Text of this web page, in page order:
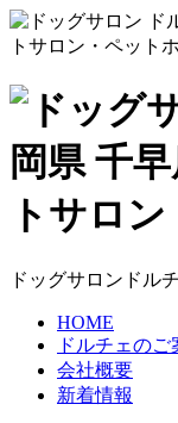
ド
ッ
グ
サ
ロ
ン
ドッグサロンドル
HOME
ドルチェのご
会社概要
新着情報